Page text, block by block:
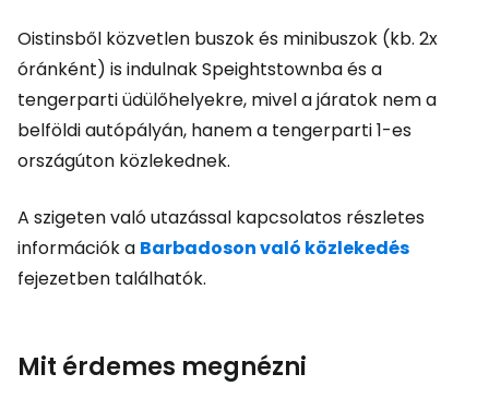
Oistinsből közvetlen buszok és minibuszok (kb. 2x
óránként) is indulnak Speightstownba és a
tengerparti üdülőhelyekre, mivel a járatok nem a
belföldi autópályán, hanem a tengerparti 1-es
országúton közlekednek.
A szigeten való utazással kapcsolatos részletes
információk a Barbadoson való közlekedés
fejezetben találhatók.
Mit érdemes megnézni